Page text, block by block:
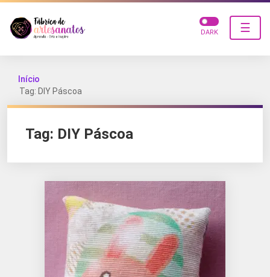
☰
DARK
Início
Tag: DIY Páscoa
Tag: DIY Páscoa